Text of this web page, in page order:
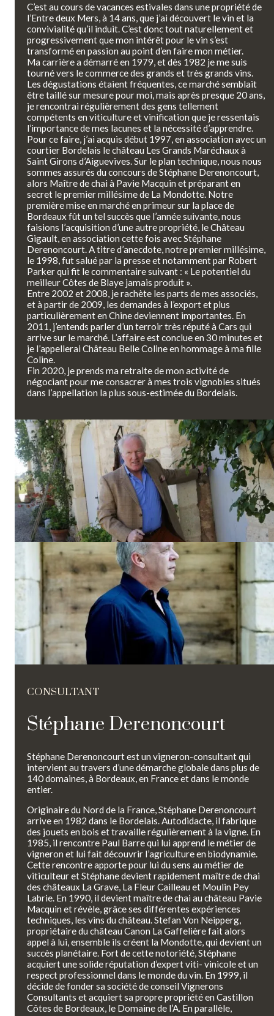
C’est au cours de vacances estivales dans une propriété de
l’Entre deux Mers, à 14 ans, que j’ai découvert le vin et la
convivialité qu’il induit. C’est donc tout naturellement et
progressivement que mon intérêt pour le vin s’est
transformé en passion au point d’en faire mon métier.
Ma carrière a démarré en 1979, et dès 1982 je me suis
tourné vers le commerce des grands et très grands vins.
Les dégustations étaient fréquentes, ce marché semblait
être taillé sur mesure pour moi, mais après presque 20 ans,
je rencontrai régulièrement des gens tellement
compétents en viticulture et vinification que je ressentais
l’importance de mes lacunes et la nécessité d’apprendre.
Pour ce faire, j’ai acquis début 1997, en association avec un
courtier Bordelais le château Les Grands Maréchaux à
Saint Girons d’Aiguevives. Sur le plan technique, nous nous
sommes assurés du concours de Stéphane Derenoncourt,
alors Maître de chai à Pavie Macquin et préparant en
secret le premier millésime de La Mondotte. Notre
première mise en marché en primeur sur la place de
Bordeaux fût un tel succès que l’année suivante, nous
faisions l’acquisition d’une autre propriété, le Château
Gigault, en association cette fois avec Stéphane
Derenoncourt. A titre d’anecdote, notre premier millésime,
le 1998, fut salué par la presse et notamment par Robert
Parker qui fit le commentaire suivant : « Le potentiel du
meilleur Côtes de Blaye jamais produit ».
Entre 2002 et 2008, je rachète les parts de mes associés,
et à partir de 2009, les demandes à l’export et plus
particulièrement en Chine deviennent importantes. En
2011, j’entends parler d’un terroir très réputé à Cars qui
arrive sur le marché. L’affaire est conclue en 30 minutes et
je l’appellerai Château Belle Coline en hommage à ma fille
Coline.
Fin 2020, je prends ma retraite de mon activité de
négociant pour me consacrer à mes trois vignobles situés
dans l’appellation la plus sous-estimée du Bordelais.
CONSULTANT
Stéphane Derenoncourt
Stéphane Derenoncourt est un vigneron-consultant qui
intervient au travers d’une démarche globale dans plus de
140 domaines, à Bordeaux, en France et dans le monde
entier.
Originaire du Nord de la France, Stéphane Derenoncourt
arrive en 1982 dans le Bordelais. Autodidacte, il fabrique
des jouets en bois et travaille régulièrement à la vigne. En
1985, il rencontre Paul Barre qui lui apprend le métier de
vigneron et lui fait découvrir l’agriculture en biodynamie.
Cette rencontre apporte pour lui du sens au métier de
viticulteur et Stéphane devient rapidement maître de chai
des châteaux La Grave, La Fleur Cailleau et Moulin Pey
Labrie. En 1990, il devient maître de chai au château Pavie
Macquin et révèle, grâce ses différentes expériences
techniques, les vins du château. Stefan Von Neipperg,
propriétaire du château Canon La Gaffelière fait alors
appel à lui, ensemble ils créent la Mondotte, qui devient un
succès planétaire. Fort de cette notoriété, Stéphane
acquiert une solide réputation d’expert viti- vinicole et un
respect professionnel dans le monde du vin. En 1999, il
décide de fonder sa société de conseil Vignerons
Consultants et acquiert sa propre propriété en Castillon
Côtes de Bordeaux, le Domaine de l’A. En parallèle,